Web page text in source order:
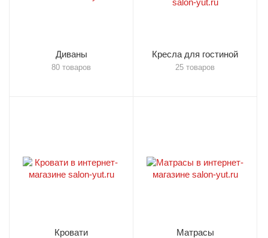
Диваны
80 товаров
Кресла для гостиной
25 товаров
Кровати Матрасы